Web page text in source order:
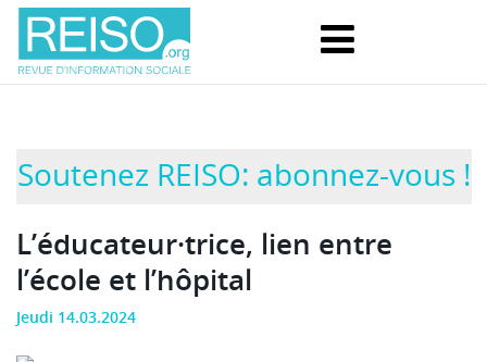
Soutenez REISO: abonnez-vous !
L’éducateur·trice, lien entre
l’école et l’hôpital
Jeudi 14.03.2024